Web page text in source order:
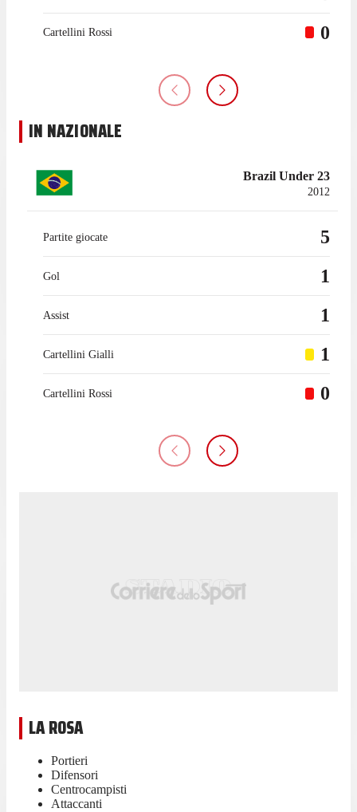
Cartellini Rossi 0
IN NAZIONALE
Brazil Under 23
2012
Partite giocate 5
Gol 1
Assist 1
Cartellini Gialli 1
Cartellini Rossi 0
LA ROSA
Portieri
Difensori
Centrocampisti
Attaccanti